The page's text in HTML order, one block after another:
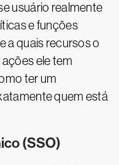
usuário realmente
e funções
a quais recursos o
ele tem
ter um
quem está
(SSO)